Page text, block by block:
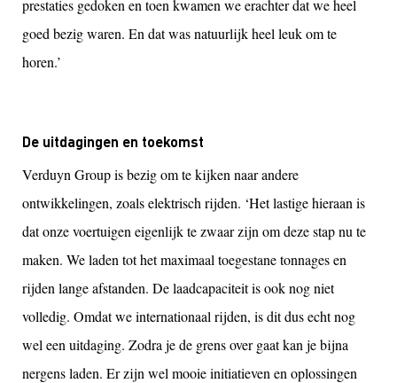
prestaties gedoken en toen kwamen we erachter dat we heel
goed bezig waren. En dat was natuurlijk heel leuk om te
horen.’
De uitdagingen en toekomst
Verduyn Group is bezig om te kijken naar andere
ontwikkelingen, zoals elektrisch rijden. ‘Het lastige hieraan is
dat onze voertuigen eigenlijk te zwaar zijn om deze stap nu te
maken. We laden tot het maximaal toegestane tonnages en
rijden lange afstanden. De laadcapaciteit is ook nog niet
volledig. Omdat we internationaal rijden, is dit dus echt nog
wel een uitdaging. Zodra je de grens over gaat kan je bijna
nergens laden. Er zijn wel mooie initiatieven en oplossingen